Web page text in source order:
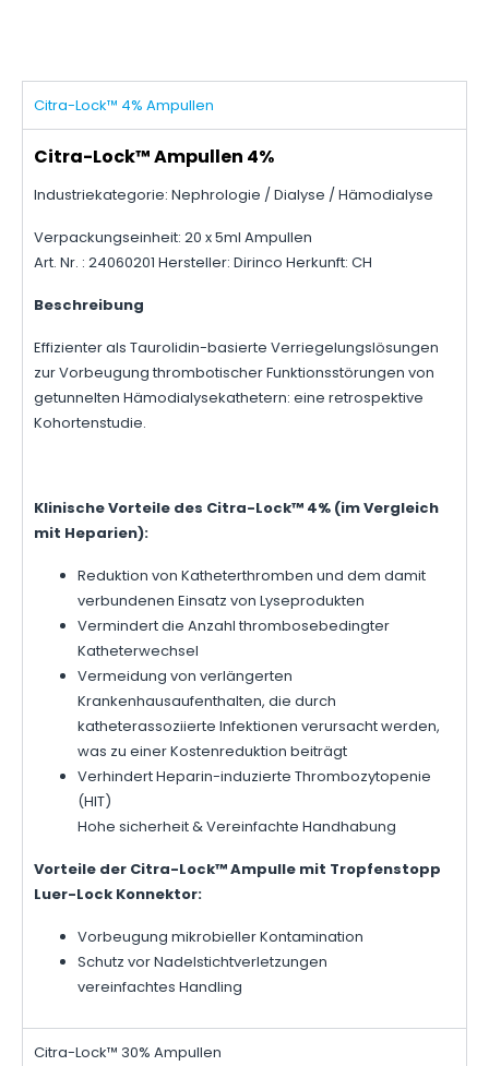
Citra-Lock™ 4% Ampullen
Citra-Lock™ Ampullen 4%
Industriekategorie: Nephrologie / Dialyse / Hämodialyse
Verpackungseinheit: 20 x 5ml Ampullen
Art. Nr. : 24060201 Hersteller: Dirinco Herkunft: CH
Beschreibung
Effizienter als Taurolidin-basierte Verriegelungslösungen
zur Vorbeugung thrombotischer Funktionsstörungen von
getunnelten Hämodialysekathetern: eine retrospektive
Kohortenstudie.
Klinische Vorteile des Citra-Lock™ 4% (im Vergleich
mit Heparien):
Reduktion von Katheterthromben und dem damit
verbundenen Einsatz von Lyseprodukten
Vermindert die Anzahl thrombosebedingter
Katheterwechsel
Vermeidung von verlängerten
Krankenhausaufenthalten, die durch
katheterassoziierte Infektionen verursacht werden,
was zu einer Kostenreduktion beiträgt
Verhindert Heparin-induzierte Thrombozytopenie
(HIT)
Hohe sicherheit & Vereinfachte Handhabung
Vorteile der Citra-Lock™ Ampulle mit Tropfenstopp
Luer-Lock Konnektor:
Vorbeugung mikrobieller Kontamination
Schutz vor Nadelstichtverletzungen
vereinfachtes Handling
Citra-Lock™ 30% Ampullen